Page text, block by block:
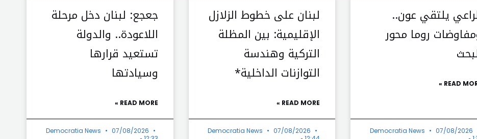
يلتقي عون..
روما محور
READ
Democratia News
07/08/2026
لبنان على خطوط الزلازل
الإقليمية: بين المظلة
التركية وهندسة
التوازنات الداخلية*
READ MORE »
Democratia News
07/08/2026
جعجع: لبنان دخل مرحلة
اللاعودة.. والدولة
تستعيد قرارها
وسيادتها
READ MORE »
Democratia News
07/08/2026